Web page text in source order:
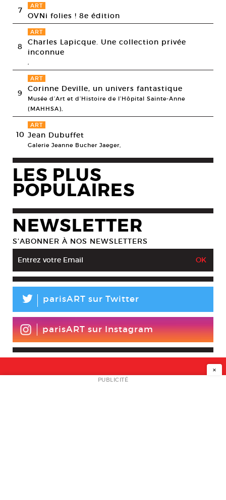
7 ART
OVNi folies ! 8e édition
8
ART
Charles Lapicque. Une collection privée
inconnue
,
9
ART
Corinne Deville, un univers fantastique
Musée d’Art et d’Histoire de l’Hôpital Sainte-Anne
(MAHHSA),
10
ART
Jean Dubuffet
Galerie Jeanne Bucher Jaeger,
LES PLUS
POPULAIRES
NEWSLETTER
S’ABONNER À NOS NEWSLETTERS
L parisART sur Twitter
parisART sur Instagram
NEWSLETTER
×
PUBLICITÉ